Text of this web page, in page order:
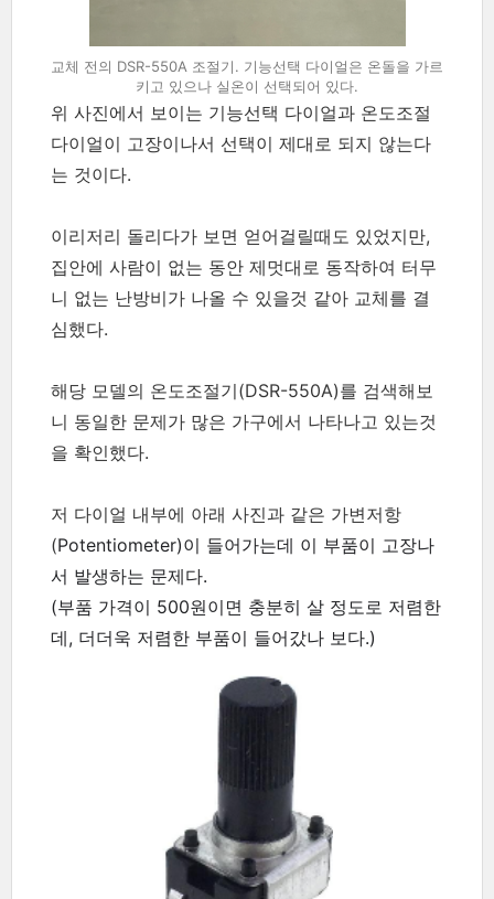
교체 전의 DSR-550A 조절기. 기능선택 다이얼은 온돌을 가르
키고 있으나 실온이 선택되어 있다.
위 사진에서 보이는 기능선택 다이얼과 온도조절
다이얼이 고장이나서 선택이 제대로 되지 않는다
는 것이다.
이리저리 돌리다가 보면 얻어걸릴때도 있었지만,
집안에 사람이 없는 동안 제멋대로 동작하여 터무
니 없는 난방비가 나올 수 있을것 같아 교체를 결
심했다.
해당 모델의 온도조절기(DSR-550A)를 검색해보
니 동일한 문제가 많은 가구에서 나타나고 있는것
을 확인했다.
저 다이얼 내부에 아래 사진과 같은 가변저항
(Potentiometer)이 들어가는데 이 부품이 고장나
서 발생하는 문제다.
(부품 가격이 500원이면 충분히 살 정도로 저렴한
데, 더더욱 저렴한 부품이 들어갔나 보다.)